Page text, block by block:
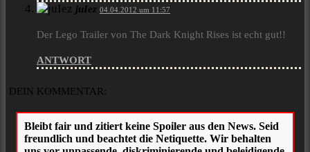
juIez 04.04.2012 um 11:57
Der Lego Trailer von The Dark Knight Rises ist echt gut!!
ANTWORT
DEIN KOMMENTAR: